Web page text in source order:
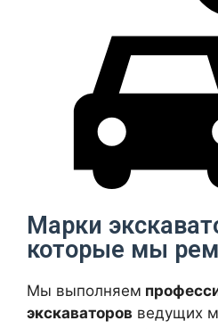
Марки
которые мы
Мы выполняем
экскаваторов ведущих